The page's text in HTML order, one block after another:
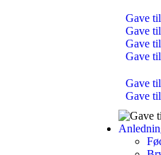
Gave
Gave
Gave
Gave
Gave
Gave